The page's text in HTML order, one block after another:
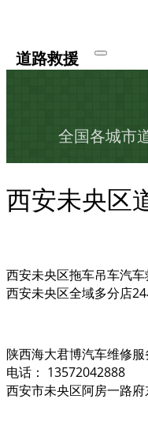
道路救援
全国各城市
西安未央区
西安未央区拖车吊车汽
西安未央区全域多分店
陕西海大君博汽车维修
电话： 13572042888
西安市未央区阿房一路